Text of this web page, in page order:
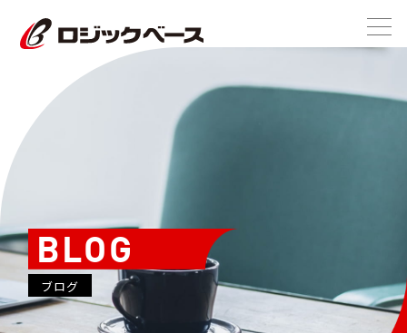
BLOG
ブログ